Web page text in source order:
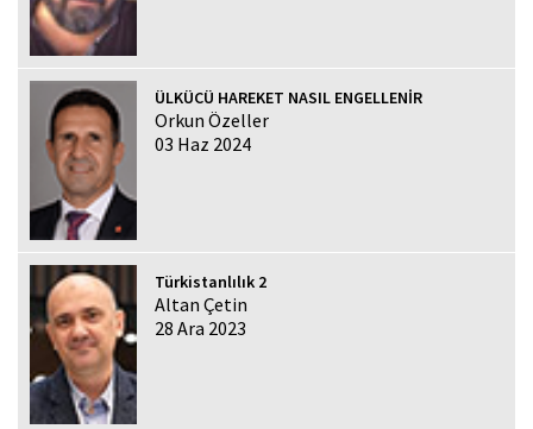
ÜLKÜCÜ HAREKET NASIL ENGELLENİR
Orkun Özeller
03 Haz 2024
Türkistanlılık 2
Altan Çetin
28 Ara 2023